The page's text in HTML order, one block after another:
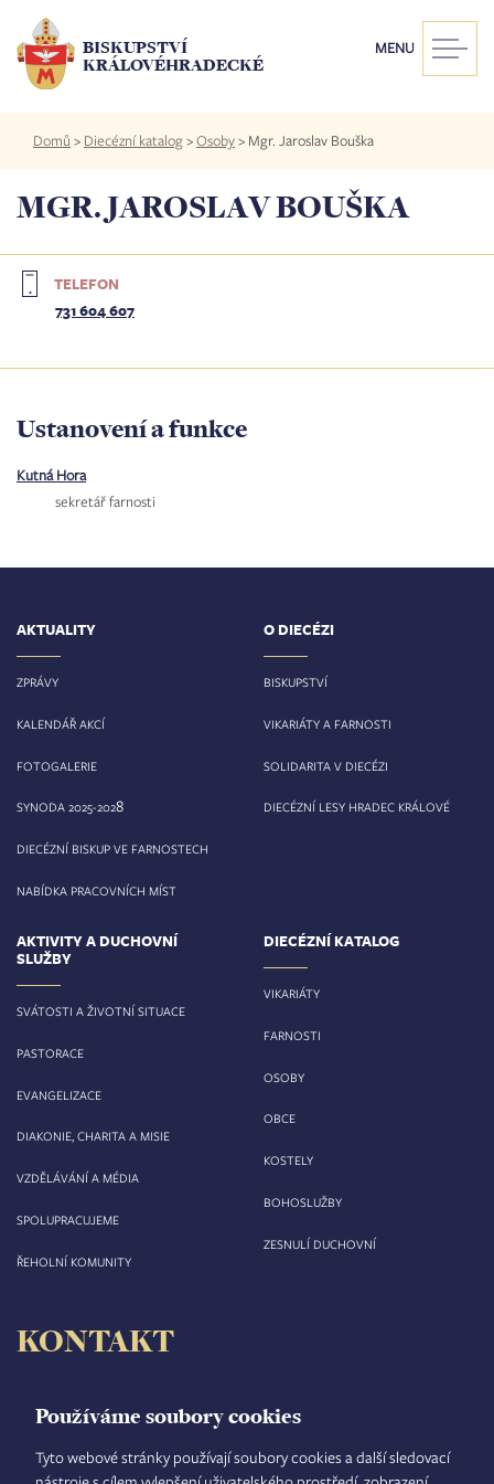
Používáme soubory cookies
Tyto webové stránky používají soubory cookies a další sledovací
hlavnímu
obsahu
BISKUPSTVÍ
KRÁLOVÉHRADECKÉ
MENU
Drobečková
navigace
Domů > Diecézní katalog>Osoby> Mgr. Jaroslav Bouška
MGR. JAROSLAV BOUŠKA
TELEFON
731 604 607
Ustanovení a funkce
Kutná Hora
sekretář farnosti
AKTUALITY
ZPRÁVY
KALENDÁŘ AKCÍ
FOTOGALERIE
SYNODA 2025-2028
DIECÉZNÍ BISKUP VE FARNOSTECH
NABÍDKA PRACOVNÍCH MÍST
O DIECÉZI
BISKUPSTVÍ
VIKARIÁTY A FARNOSTI
SOLIDARITA V DIECÉZI
DIECÉZNÍ LESY HRADEC KRÁLOVÉ
AKTIVITY A DUCHOVNÍ
SLUŽBY
SVÁTOSTI A ŽIVOTNÍ SITUACE
PASTORACE
EVANGELIZACE
DIAKONIE, CHARITA A MISIE
VZDĚLÁVÁNÍ A MÉDIA
SPOLUPRACUJEME
ŘEHOLNÍ KOMUNITY
DIECÉZNÍ KATALOG
VIKARIÁTY
FARNOSTI
OSOBY
OBCE
KOSTELY
BOHOSLUŽBY
ZESNULÍ DUCHOVNÍ
KONTAKT
Velké náměstí 35/44
500 03 Hradec Králové
tel.: +420 495 063 611